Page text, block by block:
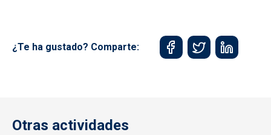
¿Te ha gustado? Comparte:
Otras actividades